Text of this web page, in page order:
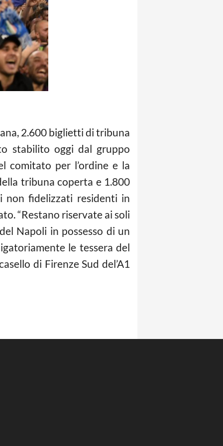
2.600 biglietti di tribuna
stabilito oggi dal gruppo
comitato per l’ordine e la
tribuna coperta e 1.800
non fidelizzati residenti in
“Restano riservate ai soli
Napoli in possesso di un
le tessera del
di Firenze Sud del’A1